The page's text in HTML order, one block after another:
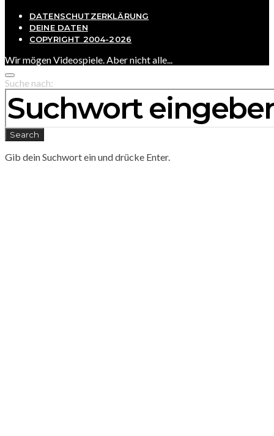
DATENSCHUTZERKLÄRUNG
DEINE DATEN
COPYRIGHT 2004-2026
Wir mögen Videospiele. Aber nicht alle...
Suche nach:
Search
Gib dein Suchwort ein und drücke Enter.